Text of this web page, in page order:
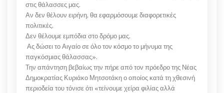
στις θάλασσες μας.
Αν δεν θέλουν ειρήνη, θα εφαρμόσουμε διαφορετικές
πολιτικές.
Δεν θέλουμε εμπόδια στο δρόμο μας.
Ας δώσει το Αιγαίο σε όλο τον κόσμο το μήνυμα της
παγκόσμιας θάλασσας».
Την απάντηση βεβαίως την πήρε από τον πρόεδρο της Νέας
Δημοκρατίας Κυριάκο Μητσοτάκη ο οποίος κατά τη χθεσινή
περιοδεία του τόνισε ότι «τείνουμε χείρα φιλίας αλλά